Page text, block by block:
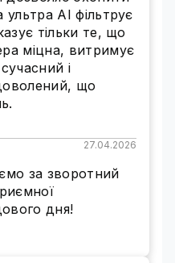
обеспечивают
которые можно
важных
обеспечивает
чем у стандартных
улавливать
AI фільтрує
тільки те, що
міцна, витримує
і
що
27.04.2026
за зворотний
дня!